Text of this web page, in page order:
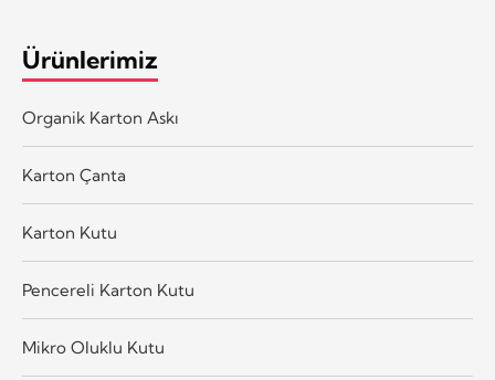
Ürünlerimiz
Organik Karton Askı
Karton Çanta
Karton Kutu
Pencereli Karton Kutu
Mikro Oluklu Kutu